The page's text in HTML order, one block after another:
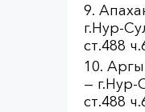
г.Нур-
ст.488
— г.Нур-
ст.488